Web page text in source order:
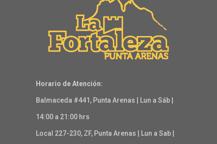
Horario de Atención:
Balmaceda #441, Punta Arenas | Lun a Sáb |
14:00 a 21:00 hrs
Local 227-230, ZF, Punta Arenas | Lun a Sab |